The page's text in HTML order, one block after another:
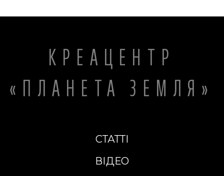
КРЕАЦЕНТР
«ПЛАНЕТА ЗЕМЛЯ»
СТАТТІ
ВІДЕО